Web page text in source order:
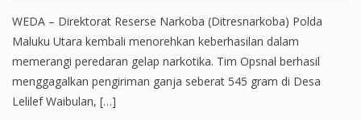
WEDA – Direktorat Reserse Narkoba (Ditresnarkoba) Polda
Maluku Utara kembali menorehkan keberhasilan dalam
memerangi peredaran gelap narkotika. Tim Opsnal berhasil
menggagalkan pengiriman ganja seberat 545 gram di Desa
Lelilef Waibulan, […]